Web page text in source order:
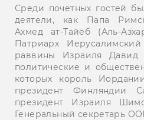
Среди почётных гостей
деятели, как Папа
Ахмед ат-Тайеб (Аль-
Патриарх
раввины Израиля
политические и
которых король
президент Финляндии
президент Израиля
Генеральный секретарь